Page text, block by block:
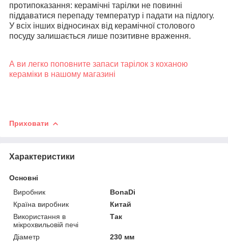
протипоказання: керамічні тарілки не повинні
піддаватися перепаду температур і падати на підлогу.
У всіх інших відносинах від керамічної столового
посуду залишається лише позитивне враження.
А ви легко поповните запаси тарілок з коханою
кераміки в нашому магазині
Приховати
Характеристики
Основні
Виробник
BonaDi
Країна виробник
Китай
Використання в
мікрохвильовій печі
Так
Діаметр
230 мм